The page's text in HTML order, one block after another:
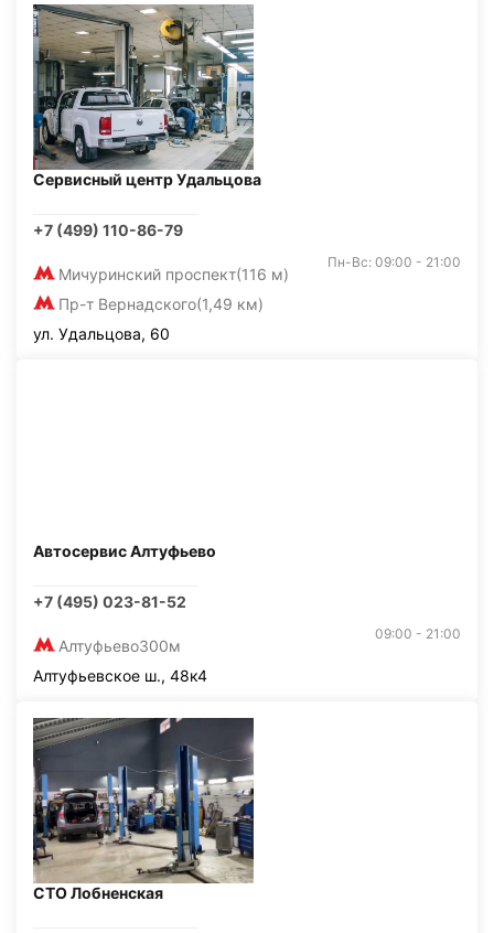
Сервисный центр Удальцова
+7 (499) 110-86-79
Мичуринский проспект(116 м)
Пр-т Вернадского(1,49 км)
Пн-Вс: 09:00 - 21:00
ул. Удальцова, 60
Автосервис Алтуфьево
+7 (495) 023-81-52
Алтуфьево300м
09:00 - 21:00
Алтуфьевское ш., 48к4
СТО Лобненская